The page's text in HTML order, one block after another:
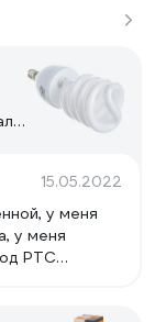
15.05.2022
у меня
у меня